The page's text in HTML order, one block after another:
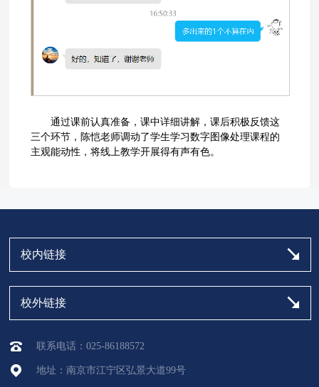
通过课前认真准备，课中详细讲解，课后积极反馈这
三个环节，陈恺老师调动了学生学习数字图像处理课程的
主观能动性，将线上教学开展得有声有色。
校内链接
校外链接
联系电话：025-86188572
地址：南京市江宁区弘景大道99号